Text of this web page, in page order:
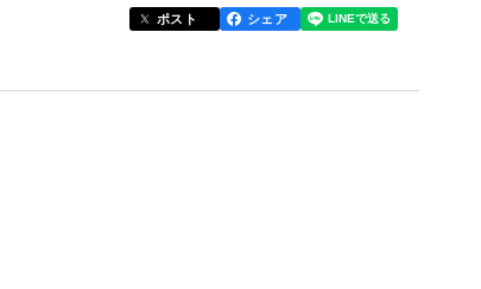
ポスト シェア